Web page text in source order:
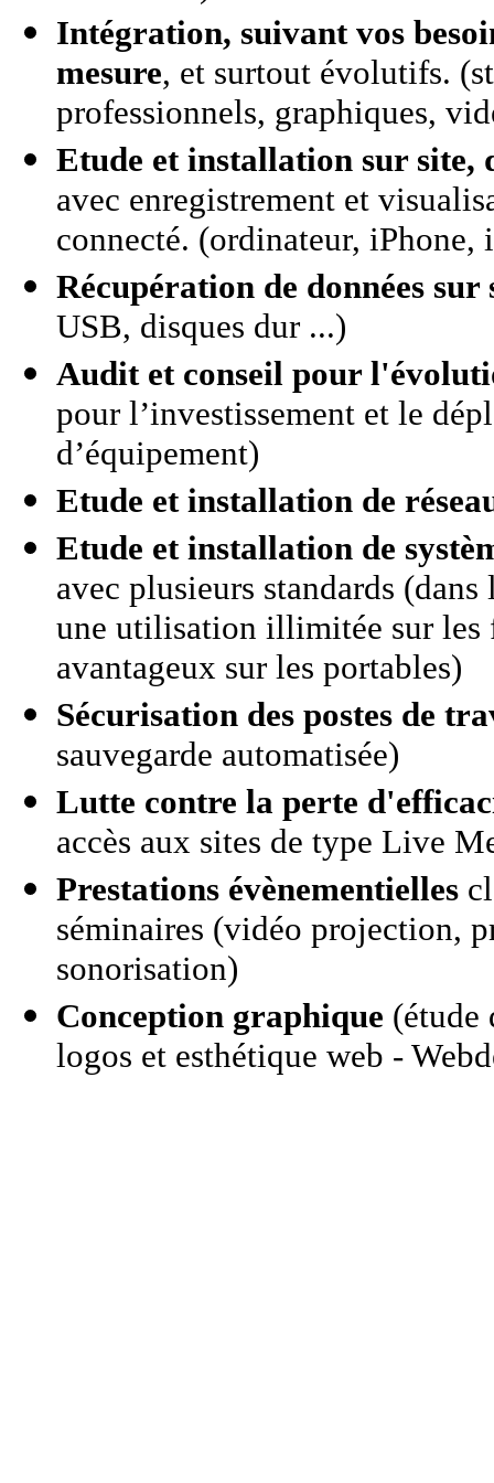
Intégration, suivant vos
mesure, et surtout évolutifs.
professionnels, graphiques,
Etude et installation sur site,
avec enregistrement et
connecté. (ordinateur,
Récupération de données
USB, disques dur ...)
Audit et conseil pour
pour l’investissement et le
d’équipement)
Etude et installation de
Etude et installation de
avec plusieurs standards
une utilisation illimitée sur les
avantageux sur les portables)
Sécurisation des postes de
sauvegarde automatisée)
Lutte contre la perte
accès aux sites de type Live
Prestations évènementielles
séminaires (vidéo projection,
sonorisation)
Conception graphique (étude
logos et esthétique web -